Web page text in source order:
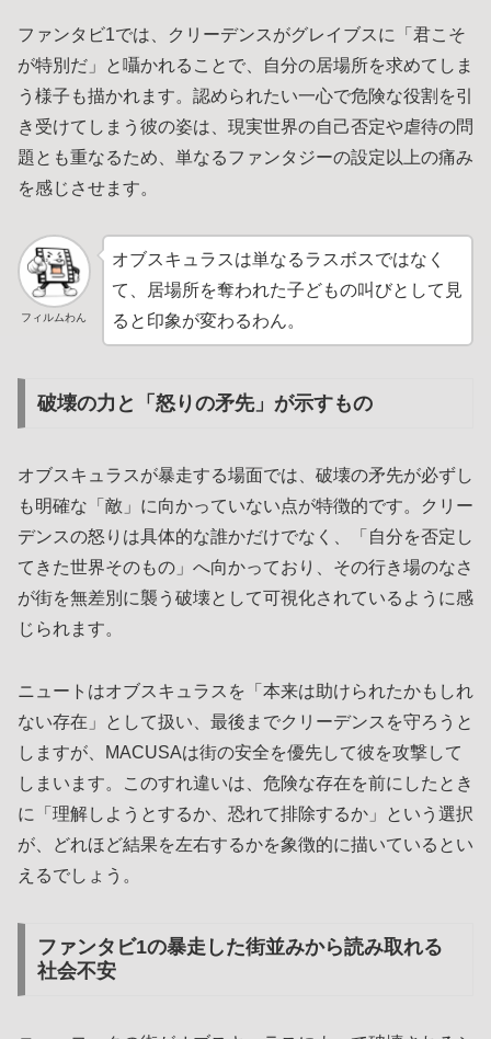
ファンタビ1では、クリーデンスがグレイブスに「君こそ
が特別だ」と囁かれることで、自分の居場所を求めてしま
う様子も描かれます。認められたい一心で危険な役割を引
き受けてしまう彼の姿は、現実世界の自己否定や虐待の問
題とも重なるため、単なるファンタジーの設定以上の痛み
を感じさせます。
フィルムわん
オブスキュラスは単なるラスボスではなく
て、居場所を奪われた子どもの叫びとして見
ると印象が変わるわん。
破壊の力と「怒りの矛先」が示すもの
オブスキュラスが暴走する場面では、破壊の矛先が必ずし
も明確な「敵」に向かっていない点が特徴的です。クリー
デンスの怒りは具体的な誰かだけでなく、「自分を否定し
てきた世界そのもの」へ向かっており、その行き場のなさ
が街を無差別に襲う破壊として可視化されているように感
じられます。
ニュートはオブスキュラスを「本来は助けられたかもしれ
ない存在」として扱い、最後までクリーデンスを守ろうと
しますが、MACUSAは街の安全を優先して彼を攻撃して
しまいます。このすれ違いは、危険な存在を前にしたとき
に「理解しようとするか、恐れて排除するか」という選択
が、どれほど結果を左右するかを象徴的に描いているとい
えるでしょう。
ファンタビ1の暴走した街並みから読み取れる
社会不安